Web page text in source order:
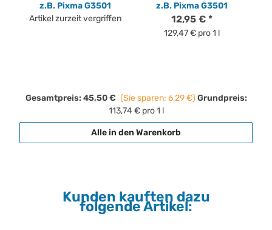
z.B. Pixma G3501
Artikel zurzeit vergriffen
z.B. Pixma G3501
12,95 € *
129,47 € pro 1 l
Gesamtpreis: 45,50 € (Sie sparen: 6,29 €) Grundpreis:
113,74 € pro 1 l
Alle in den Warenkorb
Kunden kauften dazu
folgende Artikel: